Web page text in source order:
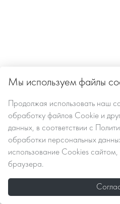
Мы используем файлы
Продолжая использовать наш
обработку файлов Сookie и
данных, в соответствии с
обработки персональных
использование Cookies
браузера.